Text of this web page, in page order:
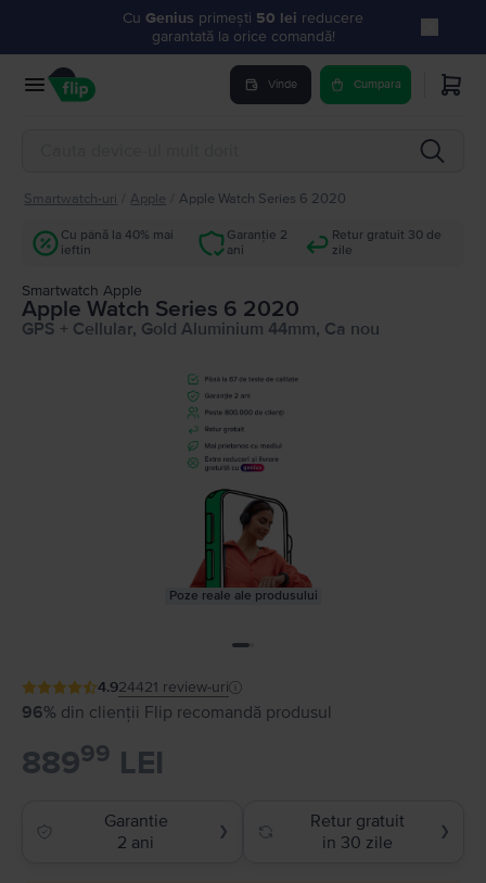
Cu Genius primești 50 lei reducere
garantată la orice comandă!
Vinde Cumpara
Smartwatch-uri Apple Apple Watch Series 6 2020
Cu până la 40% mai
ieftin
Garanție 2
ani
Retur gratuit 30 de
zile
Smartwatch Apple
Apple Watch Series 6 2020
GPS + Cellular, Gold Aluminium 44mm, Ca nou
Poze reale ale produsului
4.924421 review-uri
96% din clienții Flip recomandă produsul
88999 LEI
Garantie
2 ani
❯
Retur gratuit
in 30 zile
❯